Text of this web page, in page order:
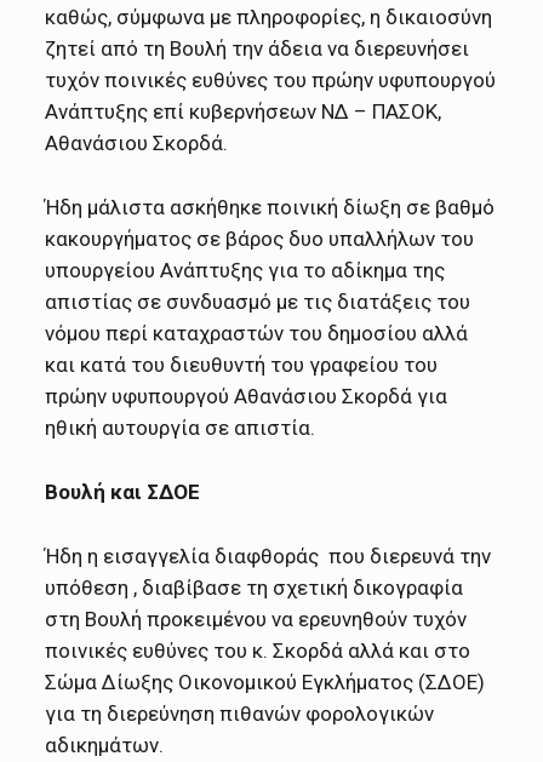
καθώς, σύμφωνα με πληροφορίες, η δικαιοσύνη
ζητεί από τη Βουλή την άδεια να διερευνήσει
τυχόν ποινικές ευθύνες του πρώην υφυπουργού
Ανάπτυξης επί κυβερνήσεων ΝΔ – ΠΑΣΟΚ,
Αθανάσιου Σκορδά.
Ήδη μάλιστα ασκήθηκε ποινική δίωξη σε βαθμό
κακουργήματος σε βάρος δυο υπαλλήλων του
υπουργείου Ανάπτυξης για το αδίκημα της
απιστίας σε συνδυασμό με τις διατάξεις του
νόμου περί καταχραστών του δημοσίου αλλά
και κατά του διευθυντή του γραφείου του
πρώην υφυπουργού Αθανάσιου Σκορδά για
ηθική αυτουργία σε απιστία.
Βουλή και ΣΔΟΕ
Ήδη η εισαγγελία διαφθοράς που διερευνά την
υπόθεση , διαβίβασε τη σχετική δικογραφία
στη Βουλή προκειμένου να ερευνηθούν τυχόν
ποινικές ευθύνες του κ. Σκορδά αλλά και στο
Σώμα Δίωξης Οικονομικού Εγκλήματος (ΣΔΟΕ)
για τη διερεύνηση πιθανών φορολογικών
αδικημάτων.